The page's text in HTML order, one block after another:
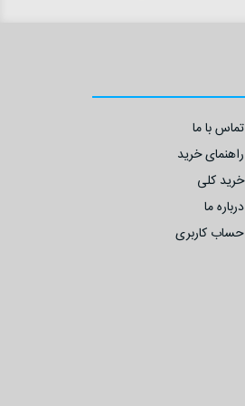
تماس با ما
راهنمای خرید
خرید کلی
درباره ما
حساب کاربری